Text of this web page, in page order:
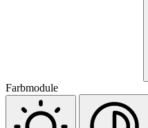
Farbmodule